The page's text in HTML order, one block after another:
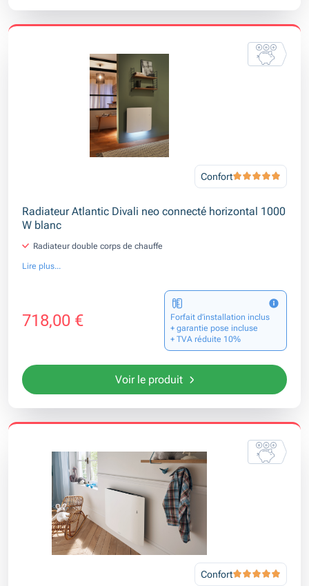
Confort
Radiateur Atlantic Divali neo connecté horizontal 1000
W blanc
Radiateur double corps de chauffe
Lire plus...
718,00 €
Forfait d’installation inclus
+ garantie pose incluse
+ TVA réduite 10%
Voir le produit
Confort